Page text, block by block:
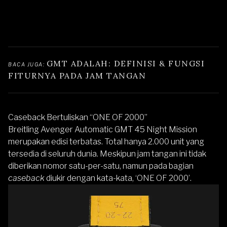
BACA JUGA: GMT ADALAH: DEFINISI & FUNGSI
FITURNYA PADA JAM TANGAN
Caseback Bertuliskan “ONE OF 2000”
Breitling Avenger Automatic GMT 45 Night Mission
merupakan edisi terbatas. Total hanya 2.000 unit yang
tersedia di seluruh dunia. Meskipun jam tangan ini tidak
diberikan nomor satu-per-satu, namun pada bagian
casebackdiukir dengan kata-kata, ‘ONE OF 2000’.